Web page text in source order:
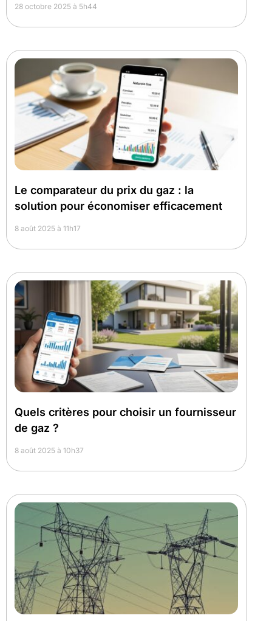
28 octobre 2025 à 5h44
Le comparateur du prix du gaz : la
solution pour économiser efficacement
8 août 2025 à 11h17
Quels critères pour choisir un fournisseur
de gaz ?
8 août 2025 à 10h37